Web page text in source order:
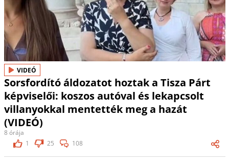
VIDEÓ
Sorsfordító áldozatot hoztak a Tisza Párt
képviselői: koszos autóval és lekapcsolt
villanyokkal mentették meg a hazát
(VIDEÓ)
8 órája
1
25 108